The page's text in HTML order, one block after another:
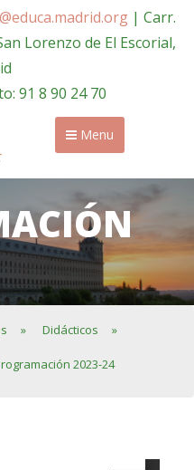
| Carr.
Lorenzo de El Escorial,
91 8 90 24 70
Menu
» Didácticos »
2023-24